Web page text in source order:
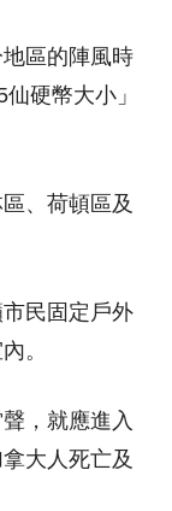
區的陣風時
硬幣大小」
、荷頓區及
民固定戶外
。
，就應進入
大人死亡及